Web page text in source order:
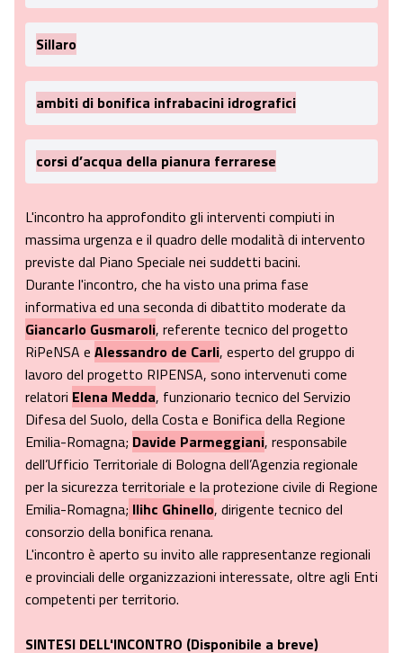
Sillaro
ambiti di bonifica infrabacini idrografici
corsi d’acqua della pianura ferrarese
L'incontro ha approfondito gli interventi compiuti in
massima urgenza e il quadro delle modalità di intervento
previste dal Piano Speciale nei suddetti bacini.
Durante l'incontro, che ha visto una prima fase
informativa ed una seconda di dibattito moderate da
Giancarlo Gusmaroli, referente tecnico del progetto
RiPeNSA e Alessandro de Carli, esperto del gruppo di
lavoro del progetto RIPENSA, sono intervenuti come
relatori Elena Medda, funzionario tecnico del Servizio
Difesa del Suolo, della Costa e Bonifica della Regione
Emilia-Romagna; Davide Parmeggiani, responsabile
dell’Ufficio Territoriale di Bologna dell’Agenzia regionale
per la sicurezza territoriale e la protezione civile di Regione
Emilia-Romagna; Ilihc Ghinello, dirigente tecnico del
consorzio della bonifica renana.
L'incontro è aperto su invito alle rappresentanze regionali
e provinciali delle organizzazioni interessate, oltre agli Enti
competenti per territorio.
SINTESI DELL'INCONTRO (Disponibile a breve)